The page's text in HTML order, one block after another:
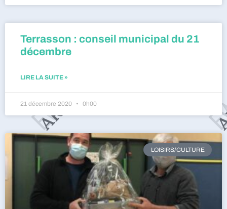
Terrasson : conseil municipal du 21
décembre
LIRE LA SUITE »
21 décembre 2020 0h00
LOISIRS/CULTURE